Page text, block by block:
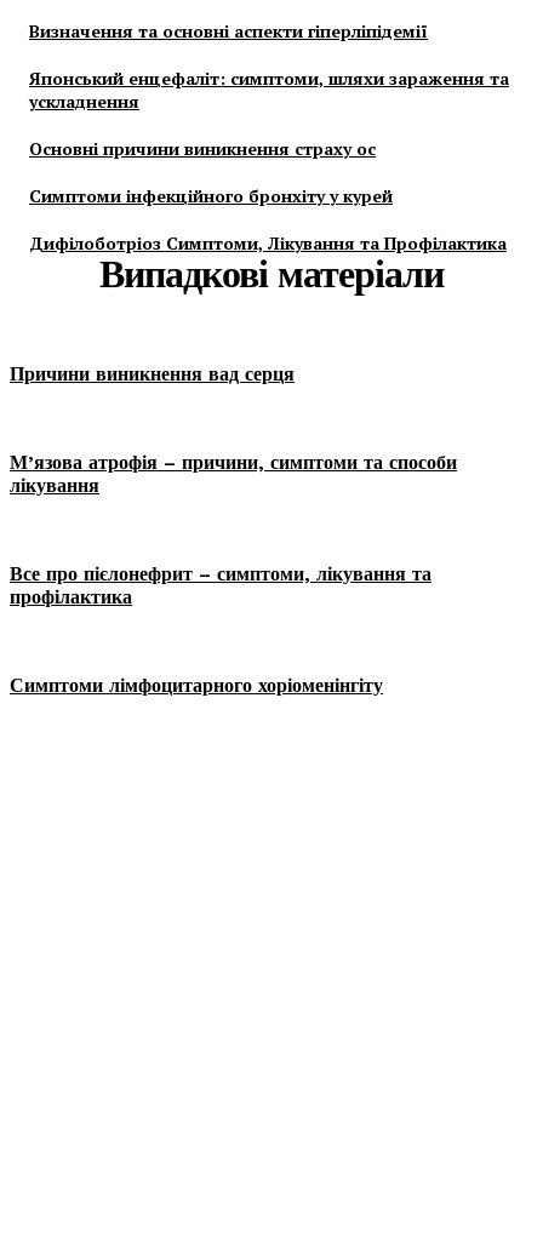
Визначення та основні аспекти гіперліпідемії
Японський енцефаліт: симптоми, шляхи зараження та
ускладнення
Основні причини виникнення страху ос
Симптоми інфекційного бронхіту у курей
Дифілоботріоз Симптоми, Лікування та Профілактика
Випадкові матеріали
Причини виникнення вад серця
М’язова атрофія – причини, симптоми та способи
лікування
Все про пієлонефрит – симптоми, лікування та
профілактика
Симптоми лімфоцитарного хоріоменінгіту